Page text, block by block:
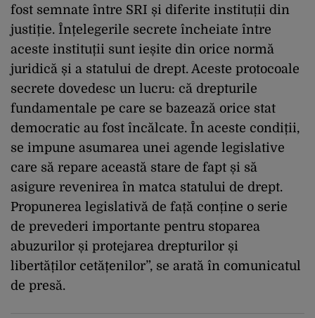
fost semnate între SRI și diferite instituții din
justiție. Înțelegerile secrete încheiate între
aceste instituții sunt ieșite din orice normă
juridică și a statului de drept. Aceste protocoale
secrete dovedesc un lucru: că drepturile
fundamentale pe care se bazează orice stat
democratic au fost încălcate. În aceste condiții,
se impune asumarea unei agende legislative
care să repare această stare de fapt și să
asigure revenirea în matca statului de drept.
Propunerea legislativă de față conține o serie
de prevederi importante pentru stoparea
abuzurilor și protejarea drepturilor și
libertăților cetățenilor”, se arată în comunicatul
de presă.